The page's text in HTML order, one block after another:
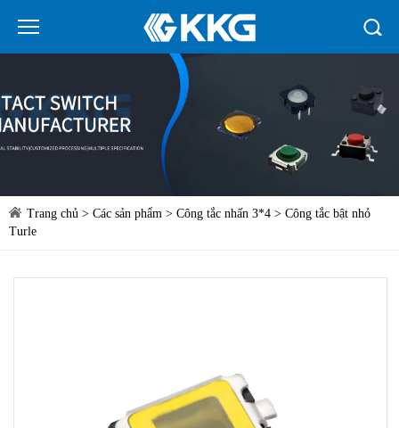
Trang chủ > Các sản phẩm > Công tắc nhấn 3*4 > Công tắc bật nhỏ
Turle